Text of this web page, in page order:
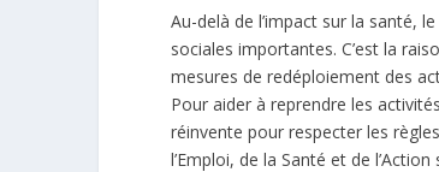
Au-delà de l’impact sur la santé,
sociales importantes. C’est la
mesures de redéploiement des
Pour aider à reprendre les
réinvente pour respecter les
l’Emploi, de la Santé et de